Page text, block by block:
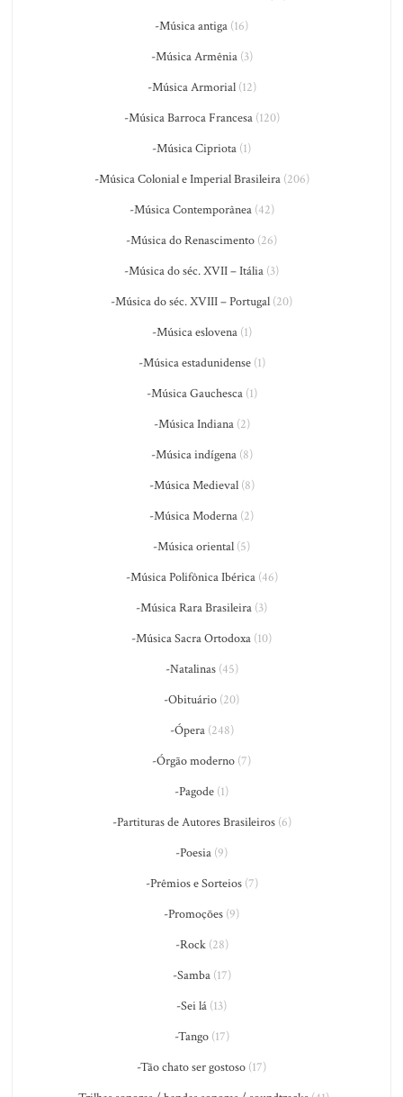
-Música antiga (16)
-Música Armênia(3)
-Música Armorial(12)
-Música Barroca Francesa(120)
-Música Cipriota (1)
-Música Colonial e Imperial Brasileira(206)
-Música Contemporânea(42)
-Música do Renascimento (26)
-Música do séc. XVII – Itália (3)
-Música do séc. XVIII – Portugal (20)
-Música eslovena(1)
-Música estadunidense(1)
-Música Gauchesca(1)
-Música Indiana(2)
-Música indígena(8)
-Música Medieval(8)
-Música Moderna (2)
-Música oriental (5)
-Música Polifônica Ibérica(46)
-Música Rara Brasileira (3)
-Música Sacra Ortodoxa (10)
-Natalinas(45)
-Obituário (20)
-Ópera(248)
-Órgão moderno (7)
-Pagode (1)
-Partituras de Autores Brasileiros(6)
-Poesia (9)
-Prêmios e Sorteios(7)
-Promoções (9)
-Rock(28)
-Samba(17)
-Sei lá (13)
-Tango(17)
-Tão chato ser gostoso (17)